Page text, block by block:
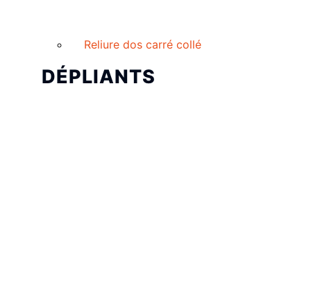
Reliure dos carré collé
DÉPLIANTS